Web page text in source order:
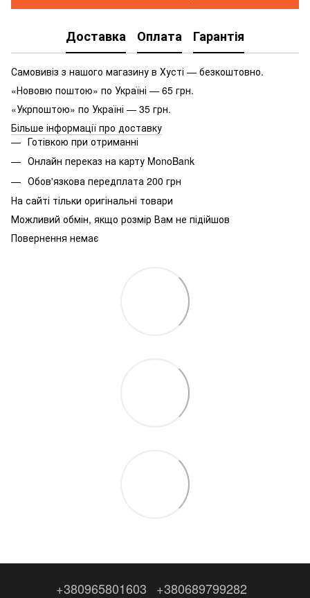
Доставка Оплата Гарантія
Самовивіз з нашого магазину в Хусті — безкоштовно.
«Нововю поштою» по Україні — 65 грн.
«Укрпоштою» по Україні — 35 грн.
Більше інформації про доставку
Готівкою при отриманні
Онлайн переказ на карту MonoBank
Обов'язкова передплата 200 грн
На сайті тільки оригінальні товари
Можливий обмін, якщо розмір Вам не підійшов
Повернення немає
+380965801603 +380689799282